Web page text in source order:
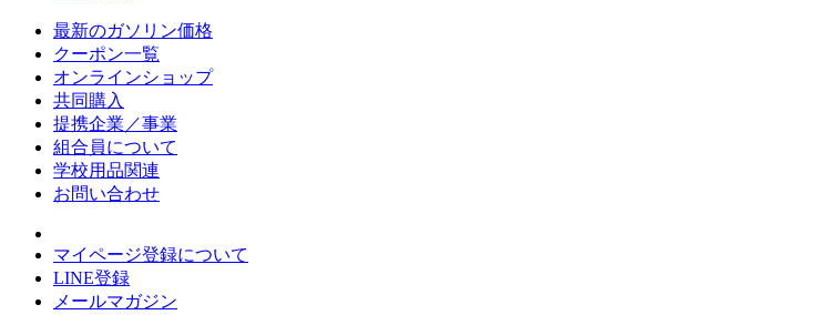
最新のガソリン価格
クーポン一覧
オンラインショップ
共同購入
提携企業／事業
組合員について
学校用品関連
お問い合わせ
マイページ登録について
LINE登録
メールマガジン